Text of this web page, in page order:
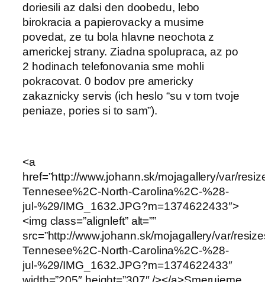
doriesili az dalsi den doobedu, lebo
birokracia a papierovacky a musime
povedat, ze tu bola hlavne neochota z
americkej strany. Ziadna spolupraca, az po
2 hodinach telefonovania sme mohli
pokracovat. 0 bodov pre americky
zakaznicky servis (ich heslo “su v tom tvoje
peniaze, pories si to sam”).
<a
href=”http://www.johann.sk/mojagallery/var/
Tennesee%2C-North-Carolina%2C-%28-
jul-%29/IMG_1632.JPG?m=1374622433″>
<img class=”alignleft” alt=””
src=”http://www.johann.sk/mojagallery/var/
Tennesee%2C-North-Carolina%2C-%28-
jul-%29/IMG_1632.JPG?m=1374622433″